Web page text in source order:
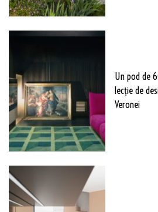
Un pod de
lecție de
Veronei